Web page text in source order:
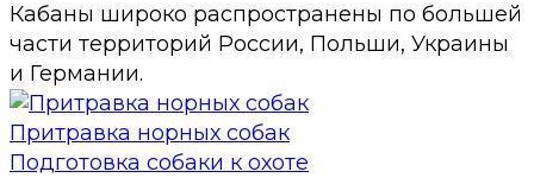
Кабаны широко распространены по большей
части территорий России, Польши, Украины
и Германии.
Притравка норных собак
Подготовка собаки к охоте